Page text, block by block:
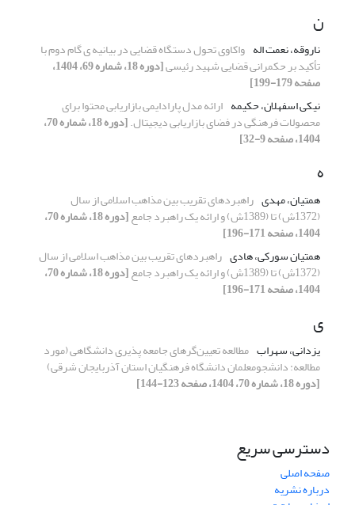
ن
ناروقه، نعمت اله واکاوی تحول دستگاه قضایی در بیانیه ی گام دوم با
تأکید بر حکمرانی قضایی شهید رئیسی [دوره 18، شماره 69، 1404،
صفحه 179-199]
نیکی اسفهلان، حکیمه ارائه مدل پارادایمی بازاریابی محتوا برای
محصولات فرهنگی در فضای بازاریابی دیجیتال. [دوره 18، شماره 70،
1404، صفحه 9-32]
ه
همتیان، مهدی راهبردهای تقریب بین مذاهب اسلامی از سال
(1372ش) تا (1389ش) و ارائه یک راهبرد جامع [دوره 18، شماره 70،
1404، صفحه 171-196]
همتیان سورکی، هادی راهبردهای تقریب بین مذاهب اسلامی از سال
(1372ش) تا (1389ش) و ارائه یک راهبرد جامع [دوره 18، شماره 70،
1404، صفحه 171-196]
ی
یزدانی، سهراب مطالعه تعیین‌گرهای جامعه پذیری دانشگاهی (مورد
مطالعه: دانشجومعلمان دانشگاه فرهنگیان استان آذربایجان شرقی)
[دوره 18، شماره 70، 1404، صفحه 123-144]
دسترسی سریع
صفحه اصلی
درباره نشریه